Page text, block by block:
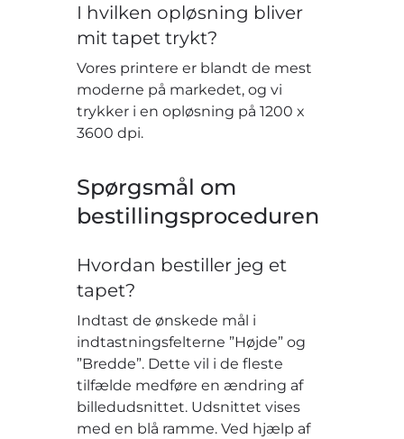
I hvilken opløsning bliver
mit tapet trykt?
Vores printere er blandt de mest
moderne på markedet, og vi
trykker i en opløsning på 1200 x
3600 dpi.
Spørgsmål om
bestillingsproceduren
Hvordan bestiller jeg et
tapet?
Indtast de ønskede mål i
indtastningsfelterne ”Højde” og
”Bredde”. Dette vil i de fleste
tilfælde medføre en ændring af
billedudsnittet. Udsnittet vises
med en blå ramme. Ved hjælp af